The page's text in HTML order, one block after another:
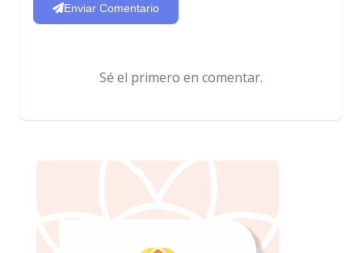
Enviar Comentario
Sé el primero en comentar.